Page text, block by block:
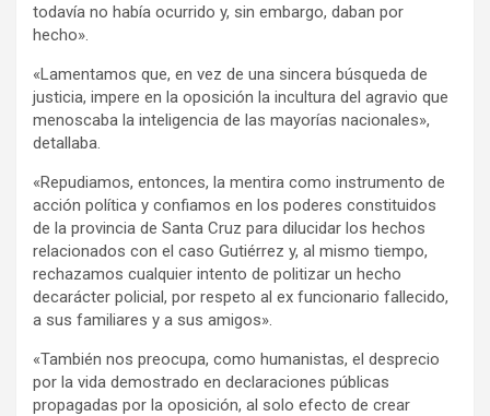
todavía no había ocurrido y, sin embargo, daban por
hecho».
«Lamentamos que, en vez de una sincera búsqueda de
justicia, impere en la oposición la incultura del agravio que
menoscaba la inteligencia de las mayorías nacionales»,
detallaba.
«Repudiamos, entonces, la mentira como instrumento de
acción política y confiamos en los poderes constituidos
de la provincia de Santa Cruz para dilucidar los hechos
relacionados con el caso Gutiérrez y, al mismo tiempo,
rechazamos cualquier intento de politizar un hecho
decarácter policial, por respeto al ex funcionario fallecido,
a sus familiares y a sus amigos».
«También nos preocupa, como humanistas, el desprecio
por la vida demostrado en declaraciones públicas
propagadas por la oposición, al solo efecto de crear